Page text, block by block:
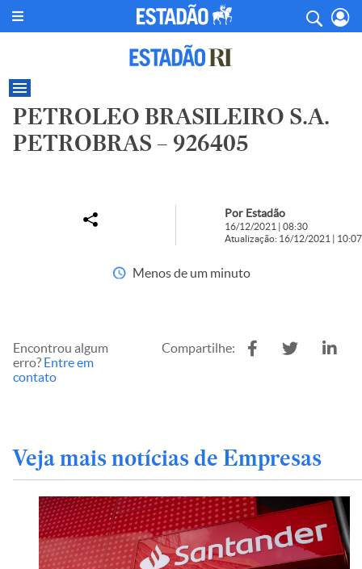
PETROLEO BRASILEIRO S.A.
PETROBRAS – 926405
Por Estadão
16/12/2021 | 08:30
Atualização: 16/12/2021 | 10:07
Menos de um minuto
Encontrou algum
erro? Entre em
contato
Compartilhe:
Veja mais notícias de Empresas